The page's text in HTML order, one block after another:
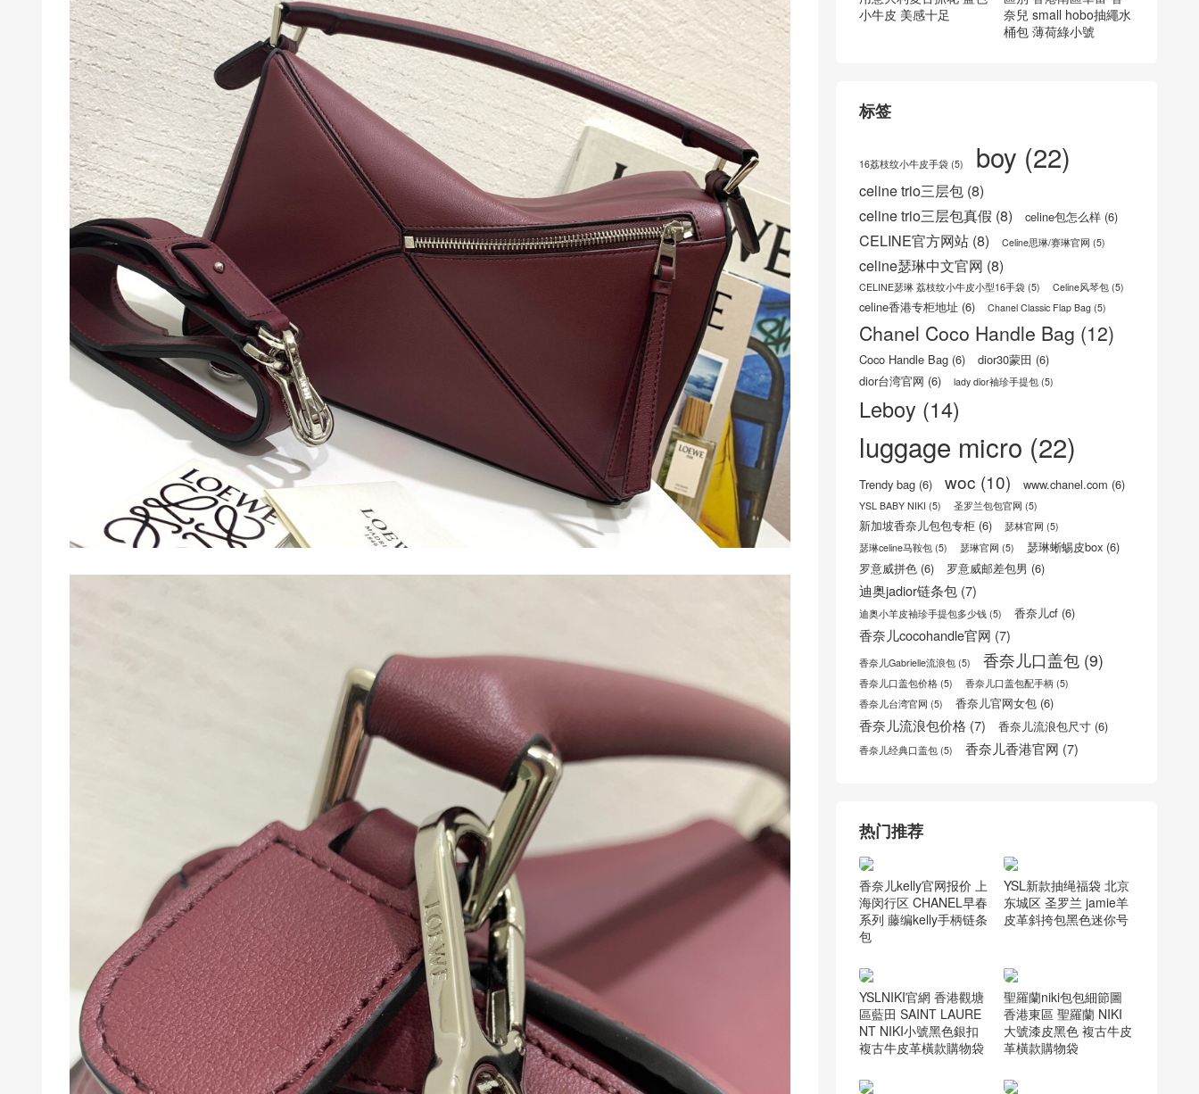
香奈儿双肩背包价格 采
用意大利复古抓花 蓝色
chanel魚子醬和荔枝皮
區別 香港南區華富 香
奈兒 small hobo抽繩水
16荔枝纹小牛皮手袋(5) boy
celine trio三层包(8)
celine trio三层包真假
(8) celine包怎么样(6)
CELINE官方网站(8) Celine思琳/赛琳官网
celine瑟琳中文官网(8)
CELINE瑟琳 荔枝纹小牛皮小型16手袋 Celine风琴包
celine香港专柜地址(6) Chanel Classic Flap Bag (5)
Chanel Coco Handle Bag
Coco Handle Bag (6) dior30蒙田(6)
dior台湾官网(6) lady dior袖珍手提包
Leboy(14)
luggage micro (22)
Trendy bag(6) woc(10) www.chanel.com
YSL BABY NIKI (5) 圣罗兰包包官网 (5)
新加坡香奈儿包包专柜(6) 瑟林官网(5)
瑟琳celine马鞍包(5) 瑟琳官网(5) 瑟琳蜥蜴皮box
罗意威拼色(6) 罗意威邮差包男
迪奥jadior链条包(7)
迪奥小羊皮袖珍手提包多少钱(5)
香奈儿cocohandle官网(7)
香奈儿Gabrielle流浪包 (5) 香奈儿口盖包
香奈儿口盖包价格 (5) 香奈儿口盖包配手柄
香奈儿台湾官网 (5) 香奈儿官网女包(6)
香奈儿流浪包价格(7) 香奈儿流浪包尺寸
热门推荐
香奈儿kelly官网报价 上
海闵行区 CHANEL早春
系列 藤编kelly手柄链条
包
YSL新款抽绳福袋 北京
东城区 圣罗兰 jamie羊
YSLNIKI官網 香港觀塘
區藍田 SAINT LAURE
NT NIKI小號黑色銀扣
複古牛皮革橫款購物袋
聖羅蘭niki包包細節圖
香港東區 聖羅蘭 NIKI
大號漆皮黑色 複古牛皮
革橫款購物袋